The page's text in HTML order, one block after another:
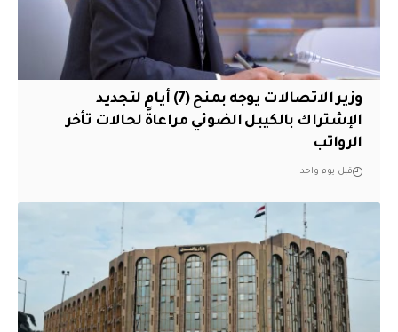
وزير الاتصالات يوجه بمنح (7) أيام لتجديد
الإشتراك بالكيبل الضوئي مراعاةً لحالات تأخر
الرواتب
قبل يوم واحد